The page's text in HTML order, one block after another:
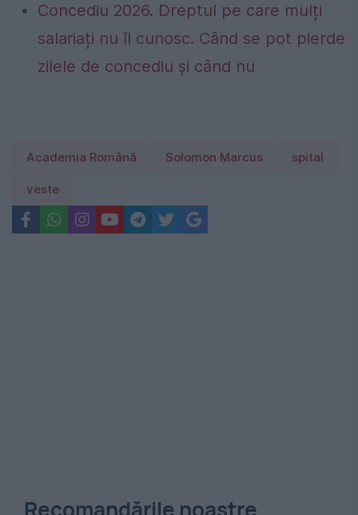
Concediu 2026. Dreptul pe care mulți
salariați nu îl cunosc. Când se pot pierde
zilele de concediu și când nu
Academia Română Solomon Marcus spital
veste